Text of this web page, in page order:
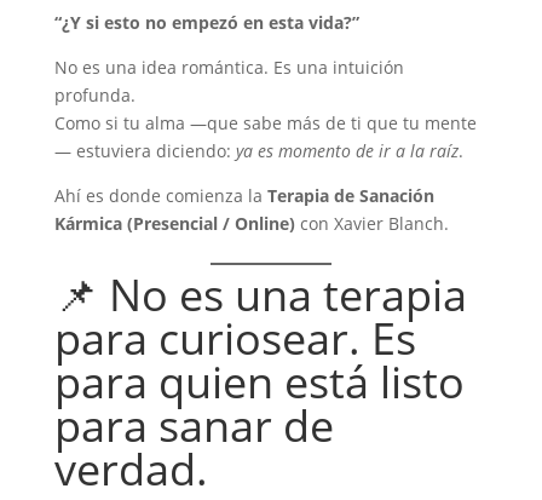
“¿Y si esto no empezó en esta vida?”
No es una idea romántica. Es una intuición
profunda.
Como si tu alma —que sabe más de ti que tu mente
— estuviera diciendo: ya es momento de ir a la raíz.
Ahí es donde comienza la Terapia de Sanación
Kármica (Presencial / Online) con Xavier Blanch.
📌 No es una terapia
para curiosear. Es
para quien está listo
para sanar de
verdad.